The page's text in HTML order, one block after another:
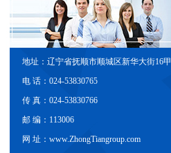
地址：辽宁省抚顺市顺城区新华大街16甲
电 话：024-53830765
传 真：024-53830766
邮 编：113006
网 址：www.ZhongTiangroup.com